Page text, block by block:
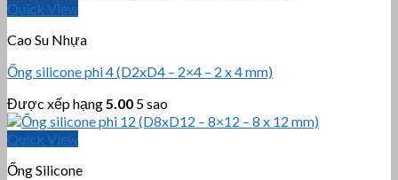
Quick View
Cao Su Nhựa
Ống silicone phi 4 (D2xD4 – 2×4 – 2 x 4 mm)
Được xếp hạng5.00 5 sao
Quick View
Ống Silicone